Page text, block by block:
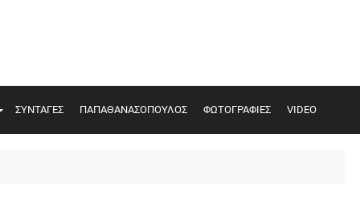
ΣΥΝΤΑΓΕΣ ΠΑΠΑΘΑΝΑΣΟΠΟΥΛΟΣ ΦΩΤΟΓΡΑΦΙΕΣ VIDEO